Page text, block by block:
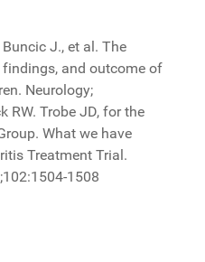
J., et al. The
and outcome of
Neurology;
RW. Trobe JD, for the
What we have
Treatment Trial.
1508
NELLA DIAGNOSTICA
ESTERNO CON